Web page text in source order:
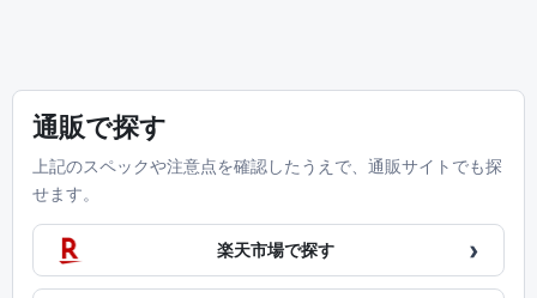
通販で探す
上記のスペックや注意点を確認したうえで、通販サイトでも探
せます。
楽天市場で探す ›